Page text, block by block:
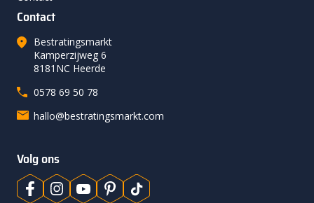
Contact
Bestratingsmarkt
Kamperzijweg 6
8181NC Heerde
0578 69 50 78
hallo@bestratingsmarkt.com
Volg ons